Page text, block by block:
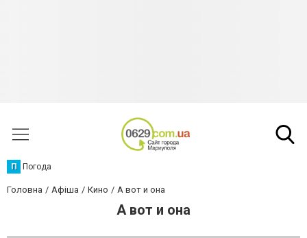
П Погода
Головна Афіша Кино А вот и она
А вот и она